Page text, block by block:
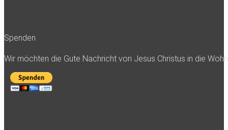
Spenden
Wir möchten die Gute Nachricht von Jesus Christus in die